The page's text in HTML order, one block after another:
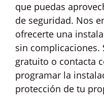
que puedas
de seguridad. Nos
ofrecerte una
sin complicaciones.
gratuito o contacta
programar la
protección de tu